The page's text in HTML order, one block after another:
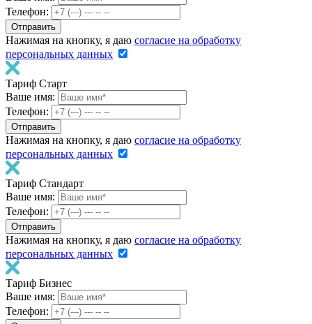
Телефон:
Нажимая на кнопку, я даю согласие на обработку
персональных данных
Тариф Старт
Ваше имя:
Телефон:
Нажимая на кнопку, я даю согласие на обработку
персональных данных
Тариф Стандарт
Ваше имя:
Телефон:
Нажимая на кнопку, я даю согласие на обработку
персональных данных
Тариф Бизнес
Ваше имя:
Телефон: